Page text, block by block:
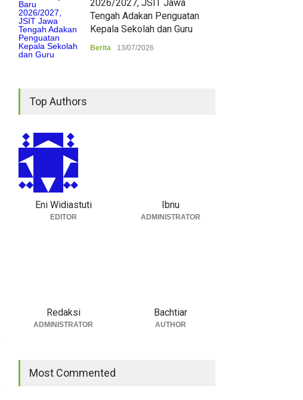
2026/2027, JSIT Jawa
Tengah Adakan Penguatan
Kepala Sekolah dan Guru
Berita 13/07/2026
Top Authors
Eni Widiastuti
EDITOR
Ibnu
ADMINISTRATOR
Redaksi
ADMINISTRATOR
Bachtiar
AUTHOR
Most Commented